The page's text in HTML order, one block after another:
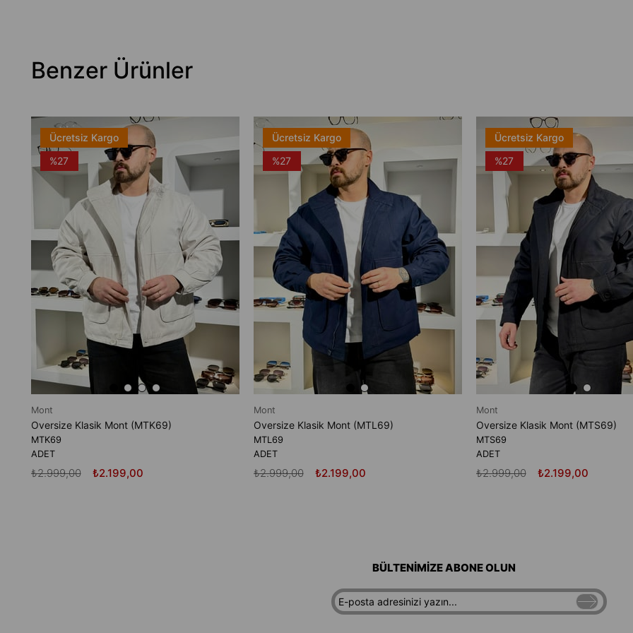
Benzer Ürünler
Mont
Oversize Klasik Mont (MTK69)
MTK69
ADET
₺2.199,00
₺2.999,00
Ücretsiz Kargo
%27
Mont
Oversize Klasik Mont (MTL69)
MTL69
ADET
₺2.199,00
₺2.999,00
Ücretsiz Kargo
%27
Mont
Oversize Klasik Mont (MTS69)
MTS69
ADET
₺2.199,00
₺2.999,00
Ücretsiz Kargo
%27
BÜLTENİMİZE ABONE OLUN